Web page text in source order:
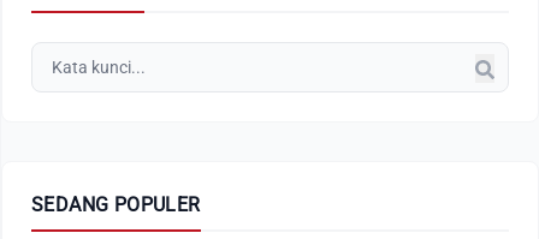
SEDANG POPULER